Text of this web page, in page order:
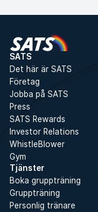
SATS
Det här är SATS
Företag
Jobba på SATS
Press
SATS Rewards
Investor Relations
WhistleBlower
Gym
Tjänster
Boka gruppträning
Gruppträning
Personlig tränare